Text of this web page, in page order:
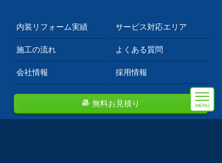
MENU
内装リフォーム実績 サービス対応エリア
施工の流れ よくある質問
会社情報 採用情報
無料お見積り